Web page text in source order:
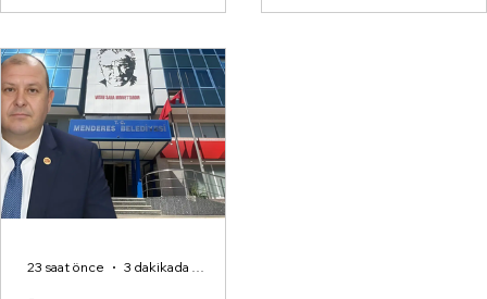
Spor Kulübü ile İzmir'in en
organizasyonlarından
Aliağa KZY Spor Kulübü,
voleybol branşında güçlerini
birleştiren kapsamlı bir iş
birliği protokolüne imza attı.
23 saat önce 3 dakikada okunur